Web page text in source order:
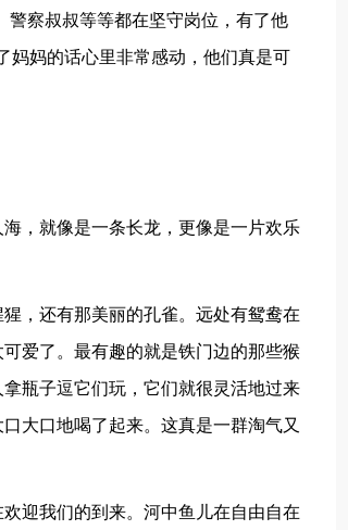
警察叔叔等等都在坚守岗位，有了他
妈妈的话心里非常感动，他们真是可
，就像是一条长龙，更像是一片欢乐
，还有那美丽的孔雀。远处有鸳鸯在
爱了。最有趣的就是铁门边的那些猴
瓶子逗它们玩，它们就很灵活地过来
大口地喝了起来。这真是一群淘气又
迎我们的到来。河中鱼儿在自由自在